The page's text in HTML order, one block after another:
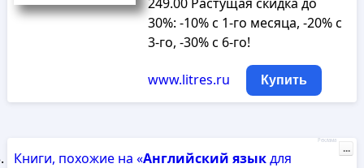
30%: -10% с 1-го месяца, -20% с
3-го, -30% с 6-го!
www.litres.ru Купить
Книги, похожие на «Английский языкдля
Реклама
...